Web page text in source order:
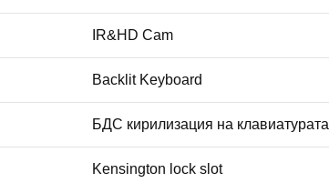
IR&HD Cam
Backlit Keyboard
БДС кирилизация на клавиатурата
Kensington lock slot